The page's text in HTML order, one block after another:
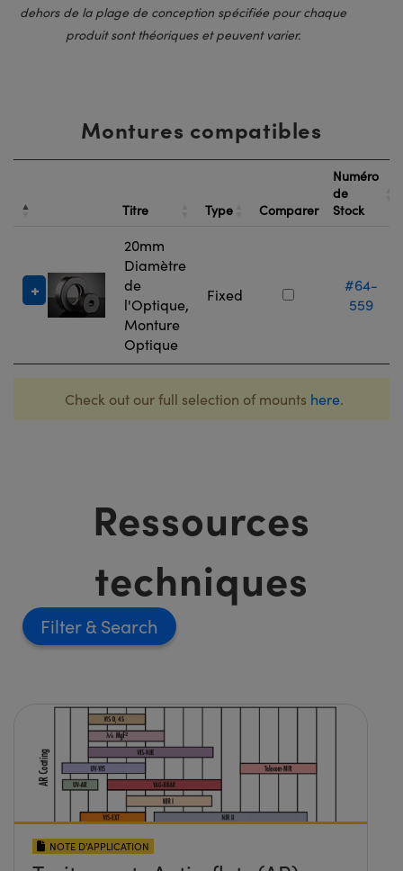
dehors de la plage de conception spécifiée pour chaque
produit sont théoriques et peuvent varier.
Montures compatibles
Titre Type Comparer
Numéro
de
Stock
20mm
Diamètre
de
l'Optique,
Monture
Optique
Fixed
#64-
559
Check out our full selection of mounts here.
Ressources
techniques
Filter
NOTE D’APPLICATION